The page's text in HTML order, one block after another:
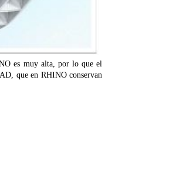
es muy alta, por lo que el
que en RHINO conservan